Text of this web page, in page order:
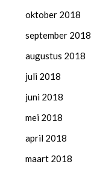
oktober 2018
september 2018
augustus 2018
juli 2018
juni 2018
mei 2018
april 2018
maart 2018